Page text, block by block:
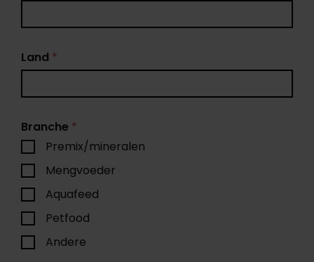
Land *
Branche *
Premix/mineralen
Mengvoeder
Aquafeed
Petfood
Andere